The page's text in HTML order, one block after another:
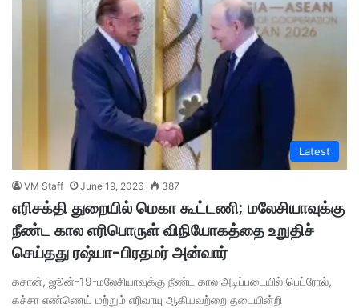
Latest
VM Staff June 19, 2026 387
எரிசக்தி துறையில் மெகா கூட்டணி; மலேசியாவுக்கு
நீண்ட கால எரிபொருள் விநியோகத்தை உறுதிச்
செய்தது ரஷ்யா-பிரதமர் அன்வார்
கசான், ஜூன்-19-மலேசியாவுக்கு நீண்ட கால அடிப்படையில் பெட்ரோல்,
கச்சா எண்ணெய் மற்றும் எரிவாயு ஆகியவற்றை தடையின்றி